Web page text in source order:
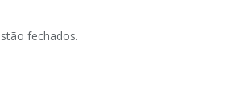
fechados.